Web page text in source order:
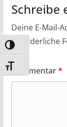
Umschalten auf
Schrift vergrößern
Schreibe
Deine E-Mail-
Erforderliche
Kommentar*